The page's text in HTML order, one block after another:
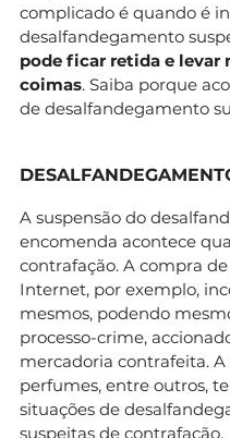
complicado é quando é
desalfandegamento
pode ficar retida e levar
coimas. Saiba porque
de desalfandegamento
A suspensão do
encomenda acontece
contrafação. A compra
Internet, por exemplo,
mesmos, podendo
processo-crime,
mercadoria contrafeita. A
perfumes, entre outros,
situações de
suspeitas de contrafação.